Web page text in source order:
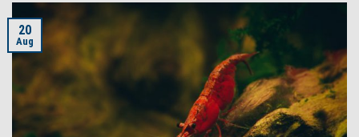
20
Aug